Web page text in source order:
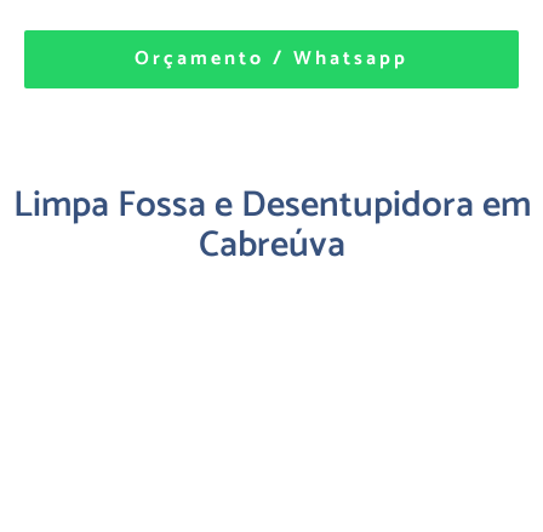
Orçamento / Whatsapp
Limpa Fossa e Desentupidora em
Cabreúva